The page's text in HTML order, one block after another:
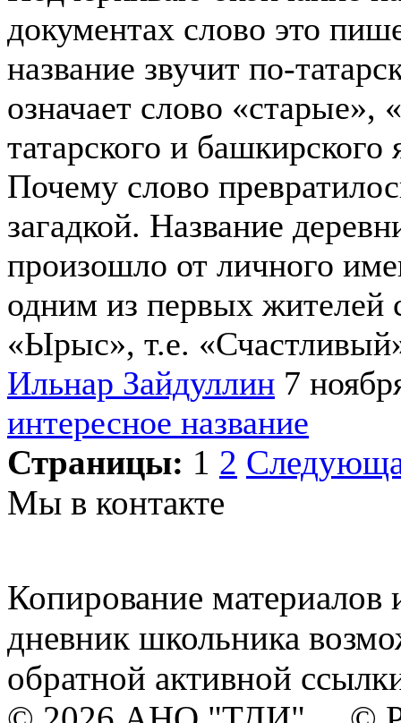
документах слово это
название звучит по-
означает слово
татарского и
Почему слово
загадкой. Название
произошло от личного
одним из первых жителей
«Ырыс», т.е.
Ильнар Зайдуллин 7
интересное название
Страницы: 1 2
Мы в контакте
Копирование материалов
дневник школьника
обратной активной